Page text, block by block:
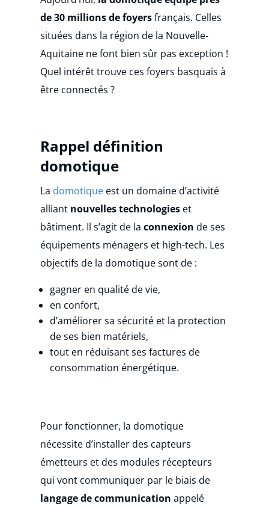
de 30 millions de foyersfrançais. Celles
situées dans la région de la Nouvelle-
Aquitaine ne font bien sûr pas exception !
Quel intérêt trouve ces foyers basquais à
être connectés ?
Rappel définition
domotique
La domotique est un domaine d’activité
alliant nouvelles technologies et
bâtiment. Il s’agit de laconnexionde ses
équipements ménagers et high-tech. Les
objectifs de la domotique sont de :
gagner en qualité de vie,
en confort,
d’améliorer sa sécurité et la protection
de ses bien matériels,
tout en réduisant ses factures de
consommation énergétique.
Pour fonctionner, la domotique
nécessite d’installer des capteurs
émetteurs et des modules récepteurs
qui vont communiquer par le biais de
langage de communication appelé